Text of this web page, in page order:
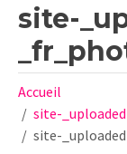
site-
Accueil
site-
site-